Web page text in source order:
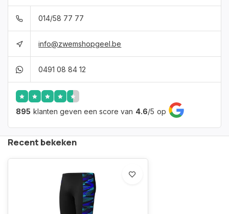
014/58 77 77
info@zwemshopgeel.be
0491 08 84 12
895 klanten geven een score van 4.6/5 op
Recent bekeken